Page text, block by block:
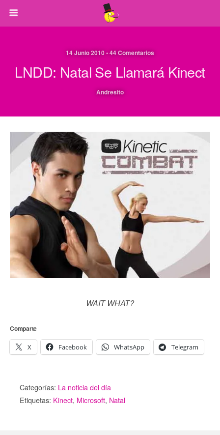
14 Junio 2010 • 44 Comentarios
LNDD: Natal Se Llamará Kinect
Andresito
WAIT WHAT?
Comparte
X Facebook WhatsApp Telegram
Categorías: La noticia del día
Etiquetas: Kinect, Microsoft, Natal